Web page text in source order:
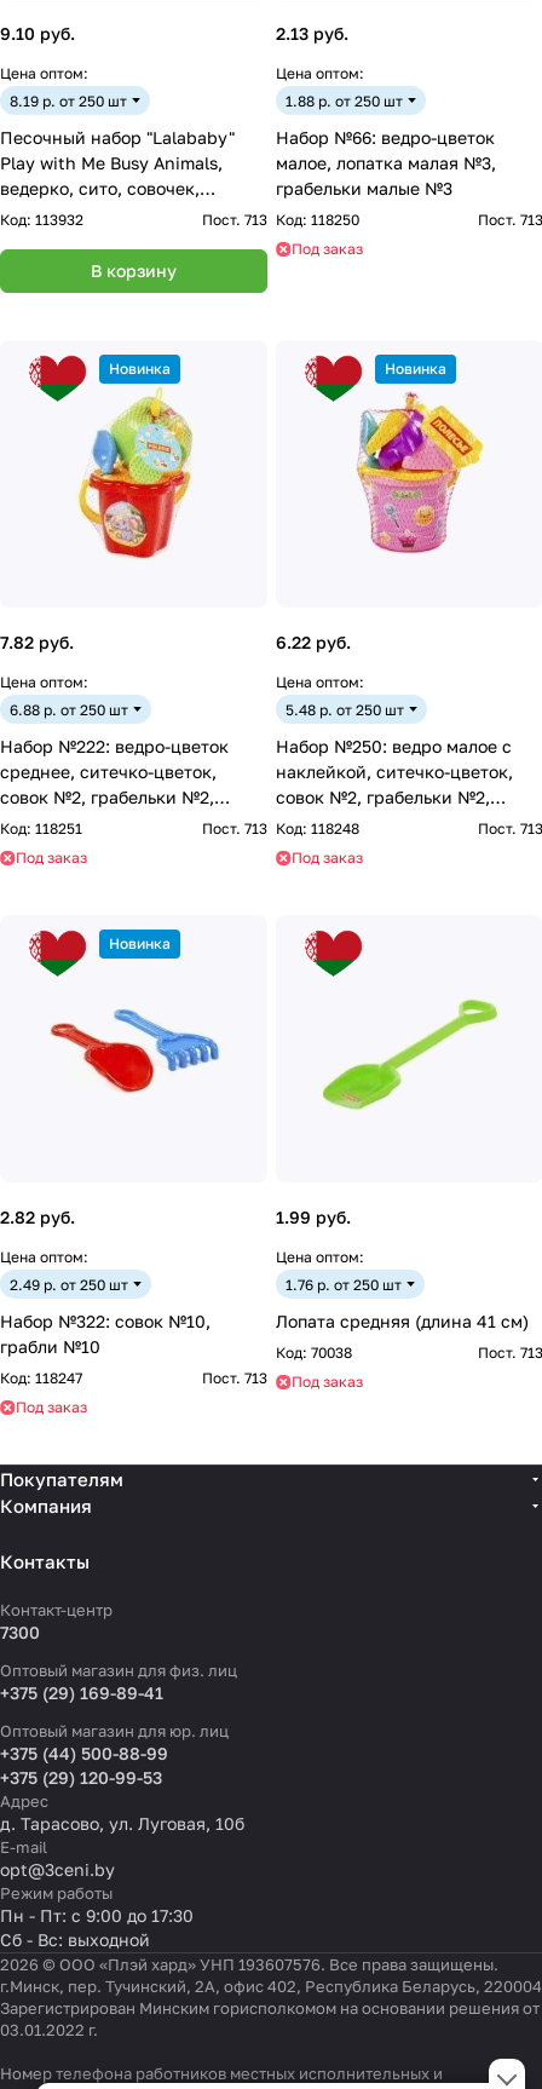
9.10 руб.
Цена оптом:
8.19 р. от 250 шт
Песочный набор "Lalababy"
Play with Me Busy Animals,
ведерко, сито, совочек,
грабельки, 4 формочки
Код: 113932 Пост. 713
В корзину
2.13 руб.
Цена оптом:
1.88 р. от 250 шт
Набор №66: ведро-цветок
малое, лопатка малая №3,
грабельки малые №3
Код: 118250
Пост. 713
Под заказ
Новинка
7.82 руб.
Цена оптом:
6.88 р. от 250 шт
Набор №222: ведро-цветок
среднее, ситечко-цветок,
совок №2, грабельки №2,
лейка малая №4
Код: 118251
Пост. 713
Под заказ
Новинка
6.22 руб.
Цена оптом:
5.48 р. от 250 шт
Набор №250: ведро малое с
наклейкой, ситечко-цветок,
совок №2, грабельки №2,
формочки (заяц + лошадк
Код: 118248
Пост. 713
Под заказ
Новинка
2.82 руб.
Цена оптом:
2.49 р. от 250 шт
Набор №322: совок №10,
грабли №10
Код: 118247
Пост. 713
Под заказ
1.99 руб.
Цена оптом:
1.76 р. от 250 шт
Лопата средняя (длина 41 см)
Код: 70038
Пост. 713
Под заказ
Покупателям
Компания
Контакты
Контакт-центр
7300
Оптовый магазин для физ. лиц
+375 (29) 169-89-41
Оптовый магазин для юр. лиц
+375 (44) 500-88-99
+375 (29) 120-99-53
Адрес
д. Тарасово, ул. Луговая, 10б
E-mail
opt@3ceni.by
Режим работы
Пн - Пт: с 9:00 до 17:30
Сб - Вс: выходной
2026 © ООО «Плэй хард» УНП 193607576. Все права защищены.
г.Минск, пер. Тучинский, 2А, офис 402, Республика Беларусь, 220004
Зарегистрирован Минским горисполкомом на основании решения от
03.01.2022 г.
Номер телефона работников местных исполнительных и